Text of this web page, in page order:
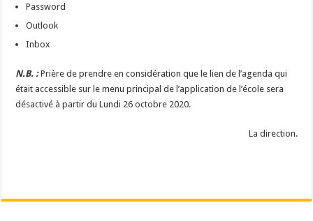
Password
Outlook
Inbox
N.B. :Prière de prendre en considération que le lien de l’agenda qui
était accessible sur le menu principal de l’application de l’école sera
désactivé à partir du Lundi 26 octobre 2020.
La direction.